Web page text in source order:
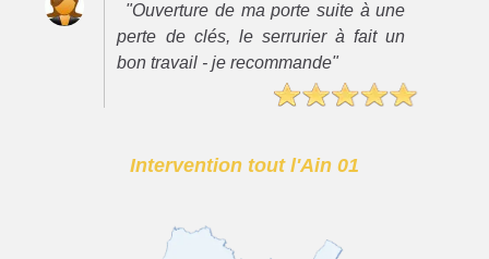
"Ouverture de ma porte suite à une
perte de clés, le serrurier à fait un
bon travail - je recommande"
Intervention tout l'Ain 01